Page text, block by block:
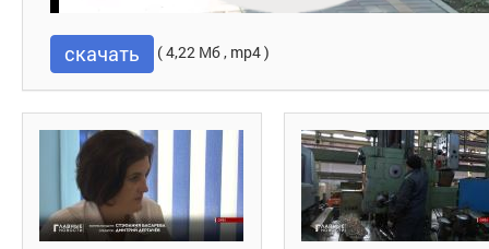
скачать ( 4,22 Мб , mp4 )